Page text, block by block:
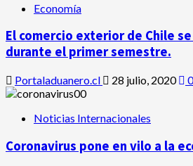
Economía
El comercio exterior de Chile
durante el primer semestre.
Portaladuanero.cl 28 julio, 2020 0
Noticias Internacionales
Coronavirus pone en vilo a la